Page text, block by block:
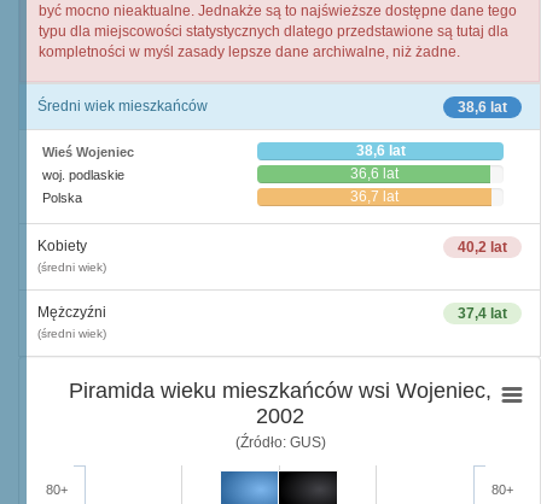
być mocno nieaktualne. Jednakże są to najświeższe dostępne dane tego
typu dla miejscowości statystycznych dlatego przedstawione są tutaj dla
kompletności w myśl zasady lepsze dane archiwalne, niż żadne.
38,6 lat
Średni wiek mieszkańców
Wieś Wojeniec 38,6 lat
woj. podlaskie 36,6 lat
Polska 36,7 lat
40,2 lat
Kobiety
(średni wiek)
37,4 lat
Mężczyźni
(średni wiek)
Piramida wieku mieszkańców wsi Wojeniec,
2002
(Źródło: GUS)
80+ 80+